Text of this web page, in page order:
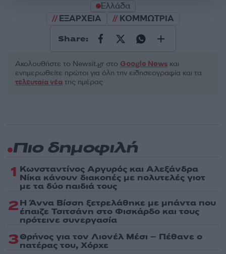
Ελλάδα
ΕΞΑΡΧΕΙΑ
ΚΟΜΜΩΤΡΙΑ
Share:
Ακολουθήστε το Νewsit.gr στο Google News και
ενημερωθείτε πρώτοι για όλη την ειδησεογραφία και τα
τελευταία νέα της ημέρας
Πιο δημοφιλή
1 Κωνσταντίνος Αργυρός και Αλεξάνδρα
Νίκα κάνουν διακοπές με πολυτελές γιοτ
με τα δύο παιδιά τους
2Η Άννα Βίσση ξετρελάθηκε με μπάντα που
έπαιζε Τσιτσάνη στο Φισκάρδο και τους
πρότεινε συνεργασία
3Θρήνος για τον Λιονέλ Μέσι – Πέθανε ο
πατέρας του, Χόρχε